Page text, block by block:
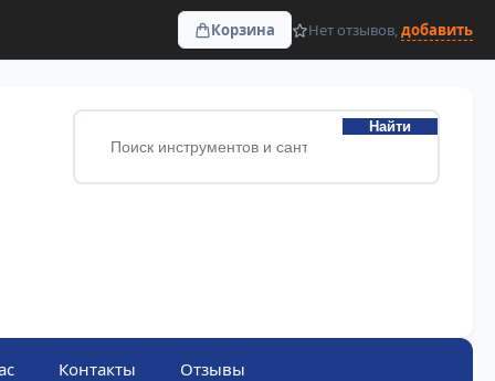
Корзина Нет отзывов,добавить
Найти
Контакты Отзывы